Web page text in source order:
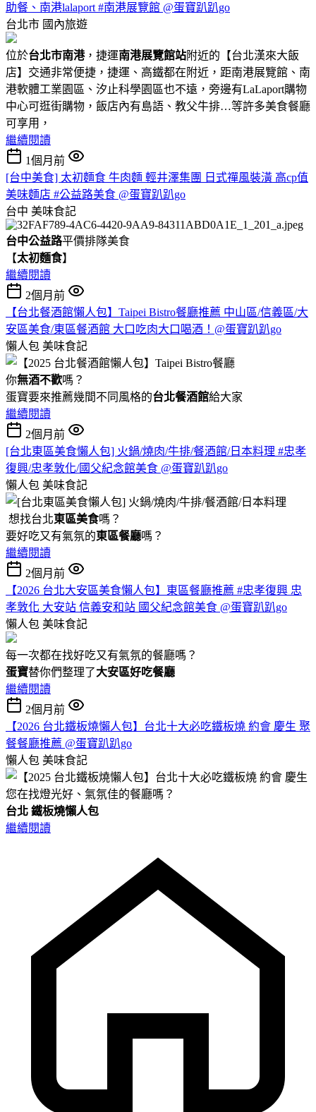
助餐、南港lalaport #南港展覽館 @蛋寶趴趴go
台北市 國內旅遊
位於台北市南港，捷運南港展覽館站附近的【台北漢來大飯
店】交通非常便捷，捷運、高鐵都在附近，距南港展覽館、南
港軟體工業園區、汐止科學園區也不遠，旁邊有LaLaport購物
中心可逛街購物，飯店內有島語、教父牛排…等許多美食餐廳
可享用，
繼續閱讀
1個月前
[台中美食] 太初麵食 牛肉麵 輕井澤集團 日式禪風裝潢 高cp值
美味麵店 #公益路美食 @蛋寶趴趴go
台中 美味食記
台中公益路平價排隊美食
【太初麵食】
繼續閱讀
2個月前
【台北餐酒館懶人包】Taipei Bistro餐廳推薦 中山區/信義區/大
安區美食/東區餐酒館 大口吃肉大口喝酒！@蛋寶趴趴go
懶人包 美味食記
你無酒不歡嗎？
蛋寶要來推薦幾間不同風格的台北餐酒館給大家
繼續閱讀
2個月前
[台北東區美食懶人包] 火鍋/燒肉/牛排/餐酒館/日本料理 #忠孝
復興/忠孝敦化/國父紀念館美食 @蛋寶趴趴go
懶人包 美味食記
想找台北東區美食嗎？
要好吃又有氣氛的東區餐廳嗎？
繼續閱讀
2個月前
【2026 台北大安區美食懶人包】東區餐廳推薦 #忠孝復興 忠
孝敦化 大安站 信義安和站 國父紀念館美食 @蛋寶趴趴go
懶人包 美味食記
每一次都在找好吃又有氣氛的餐廳嗎？
蛋寶替你們整理了大安區好吃餐廳
繼續閱讀
2個月前
【2026 台北鐵板燒懶人包】台北十大必吃鐵板燒 約會 慶生 聚
餐餐廳推薦 @蛋寶趴趴go
懶人包 美味食記
您在找燈光好、氣氛佳的餐廳嗎？
台北 鐵板燒懶人包
繼續閱讀